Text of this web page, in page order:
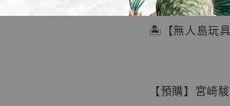
【店
系列
NT$ 4,280
🏝【無人島玩具
【預購】宮崎